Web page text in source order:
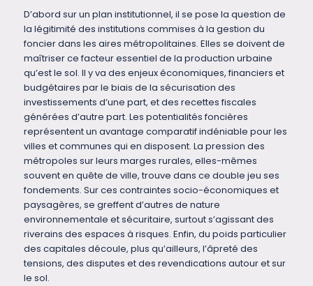
D’abord sur un plan institutionnel, il se pose la question de
la légitimité des institutions commises à la gestion du
foncier dans les aires métropolitaines. Elles se doivent de
maîtriser ce facteur essentiel de la production urbaine
qu’est le sol. Il y va des enjeux économiques, financiers et
budgétaires par le biais de la sécurisation des
investissements d’une part, et des recettes fiscales
générées d’autre part. Les potentialités foncières
représentent un avantage comparatif indéniable pour les
villes et communes qui en disposent. La pression des
métropoles sur leurs marges rurales, elles-mêmes
souvent en quête de ville, trouve dans ce double jeu ses
fondements. Sur ces contraintes socio-économiques et
paysagères, se greffent d’autres de nature
environnementale et sécuritaire, surtout s’agissant des
riverains des espaces à risques. Enfin, du poids particulier
des capitales découle, plus qu’ailleurs, l’âpreté des
tensions, des disputes et des revendications autour et sur
le sol.